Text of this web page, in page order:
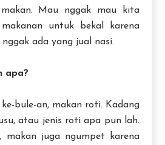
Mau nggak mau kita
untuk bekal karena
ada yang jual nasi.
apa?
ke-bule-an, makan roti. Kadang
atau jenis roti apa pun lah.
makan juga ngumpet karena